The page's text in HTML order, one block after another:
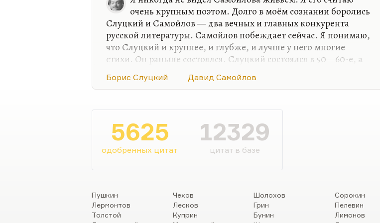
очень крупным поэтом. Долго в моём сознании боролись
Слуцкий и Самойлов — два вечных и главных конкурента
русской литературы. Самойлов побеждает сейчас. Я понимаю,
что Слуцкий и крупнее, и глубже, и лучше у него многие
стихи. Он раньше состоялся. Слуцкий состоялся в 50—60-е, а
Самойлова, как его «Балканские песни» или как вся книга
Слуцкого, прозрачнее и музыкальнее. Он не так глубок, он
хорошо знавший обоих и бывший просто близким другом
Слуцкого, меня удивил тем, что он Самойлова как поэта…
Борис Слуцкий Давид Самойлов
5625
одобренных цитат
12329
цитат в базе
Пушкин
Лермонтов
Толстой
Чехов
Лесков
Куприн
Шолохов
Грин
Бунин
Сорокин
Пелевин
Лимонов